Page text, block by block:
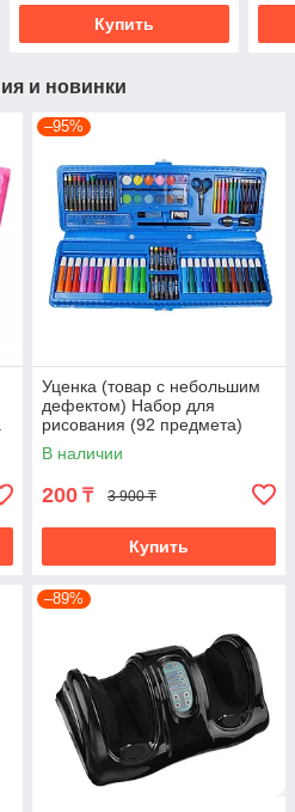
Купить
и новинки
–95%
Уценка (товар с небольшим
дефектом) Набор для
рисования (92 предмета)
(C150/3)
В наличии
200 ₸ 3 900 ₸
Купить
–89%